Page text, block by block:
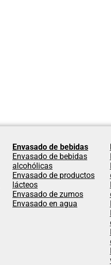
Envasado de bebidas
Envasado de bebidas
alcohólicas
Envasado de productos
lácteos
Envasado de zumos
Envasado en agua